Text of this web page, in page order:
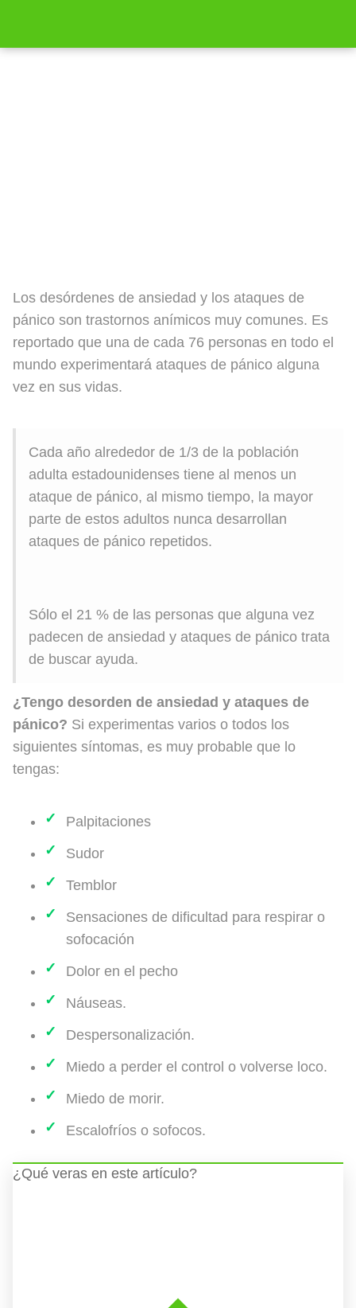
Los desórdenes de ansiedad y los ataques de
pánico son trastornos anímicos muy comunes. Es
reportado que una de cada 76 personas en todo el
mundo experimentará ataques de pánico alguna
vez en sus vidas.
Cada año alrededor de 1/3 de la población
adulta estadounidenses tiene al menos un
ataque de pánico, al mismo tiempo, la mayor
parte de estos adultos nunca desarrollan
ataques de pánico repetidos.
Sólo el 21 % de las personas que alguna vez
padecen de ansiedad y ataques de pánico trata
de buscar ayuda.
¿Tengo desorden de ansiedad y ataques de
pánico? Si experimentas varios o todos los
siguientes síntomas, es muy probable que lo
tengas:
Palpitaciones
Sudor
Temblor
Sensaciones de dificultad para respirar o
sofocación
Dolor en el pecho
Náuseas.
Despersonalización.
Miedo a perder el control o volverse loco.
Miedo de morir.
Escalofríos o sofocos.
¿Qué veras en este artículo?